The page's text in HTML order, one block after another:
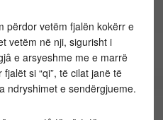
përdor vetëm fjalën kokërr e
vetëm në nji, sigurisht i
e arsyeshme me e marrë
si “qi”, të cilat janë të
ndryshimet e sendërgjueme.